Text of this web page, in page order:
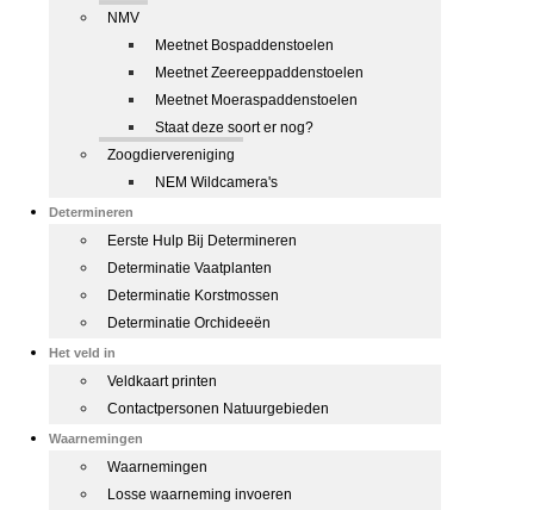
NMV
Meetnet Bospaddenstoelen
Meetnet Zeereeppaddenstoelen
Meetnet Moeraspaddenstoelen
Staat deze soort er nog?
Zoogdiervereniging
NEM Wildcamera's
Determineren
Eerste Hulp Bij Determineren
Determinatie Vaatplanten
Determinatie Korstmossen
Determinatie Orchideeën
Het veld in
Veldkaart printen
Contactpersonen Natuurgebieden
Waarnemingen
Waarnemingen
Losse waarneming invoeren